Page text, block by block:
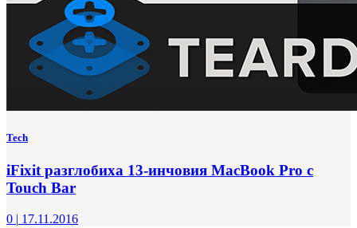
Tech
iFixit разглобиха 13-инчовия MacBook Pro с
Touch Bar
0 | 17.11.2016